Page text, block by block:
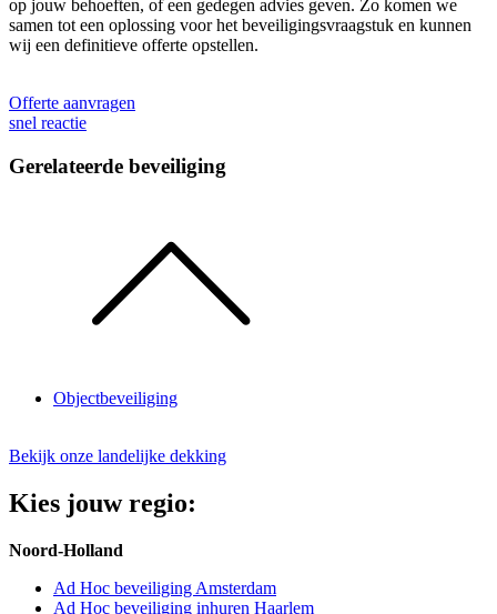
op jouw behoeften, of een gedegen advies geven. Zo komen we
samen tot een oplossing voor het beveiligingsvraagstuk en kunnen
wij een definitieve offerte opstellen.
Offerte aanvragen
snel reactie
Gerelateerde beveiliging
Objectbeveiliging
Bekijk onze landelijke dekking
Kies jouw regio:
Noord-Holland
Ad Hoc beveiliging Amsterdam
Ad Hoc beveiliging inhuren Haarlem